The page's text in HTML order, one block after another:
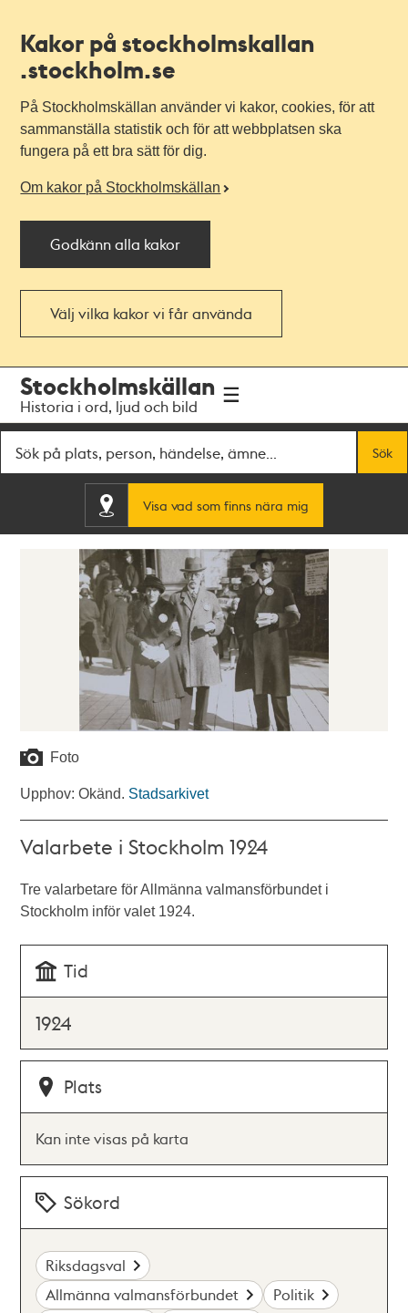
Kakor på stockholmskallan
.stockholm.se
På Stockholmskällan använder vi kakor, cookies, för att
sammanställa statistik och för att webbplatsen ska
fungera på ett bra sätt för dig.
Om kakor på Stockholmskällan
Godkänn alla kakor
Välj vilka kakor vi får använda
navigationen
huvudinnehållet
Stockholmskällan
Historia i ord, ljud och bild
Sök
Visa vad som finns nära mig
Foto
Upphov: Okänd. Stadsarkivet
Valarbete i Stockholm 1924
Tre valarbetare för Allmänna valmansförbundet i
Stockholm inför valet 1924.
Tid
1924
Plats
Kan inte visas på karta
Sökord
Riksdagsval
Allmänna valmansförbundet
Politik